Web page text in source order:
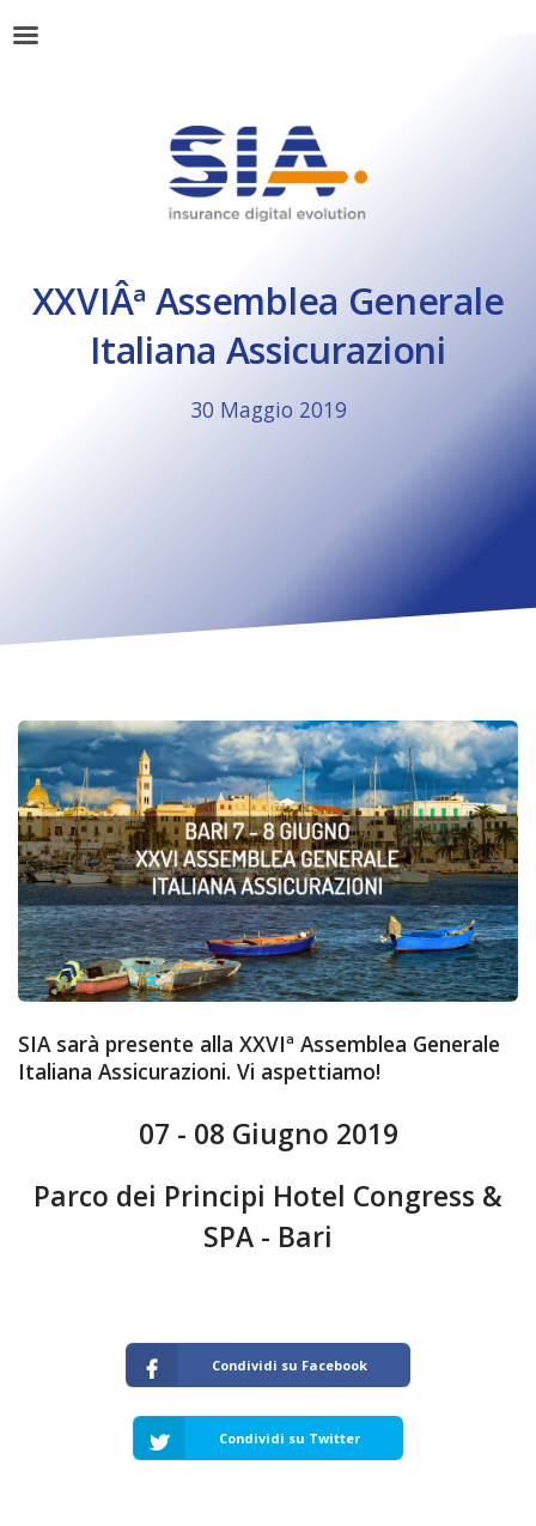
XXVIÂª Assemblea Generale
Italiana Assicurazioni
30 Maggio 2019
SIA sarà presente alla XXVIª Assemblea Generale
Italiana Assicurazioni. Vi aspettiamo!
07 - 08 Giugno 2019
Parco dei Principi Hotel Congress &
SPA - Bari
Condividi su Facebook
Condividi su Twitter